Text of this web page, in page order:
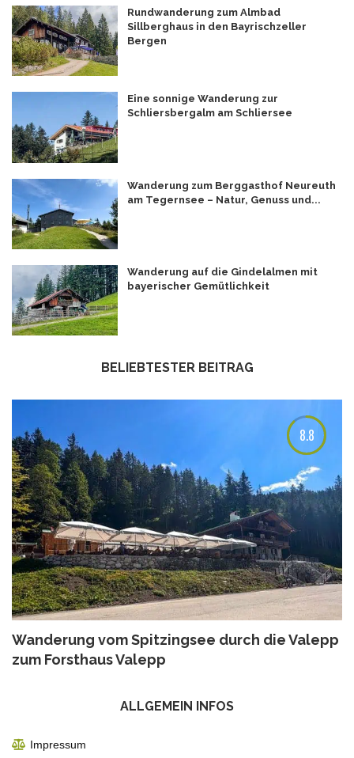
Rundwanderung zum Almbad
Sillberghaus in den Bayrischzeller
Bergen
Eine sonnige Wanderung zur
Schliersbergalm am Schliersee
Wanderung zum Berggasthof Neureuth
am Tegernsee – Natur, Genuss und...
Wanderung auf die Gindelalmen mit
bayerischer Gemütlichkeit
BELIEBTESTER BEITRAG
8.8
Wanderung vom Spitzingsee durch die Valepp
zum Forsthaus Valepp
ALLGEMEIN INFOS
Impressum